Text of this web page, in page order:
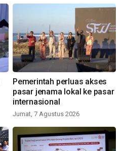
Pemerintah perluas akses
pasar jenama lokal ke pasar
internasional
Jumat, 7 Agustus 2026